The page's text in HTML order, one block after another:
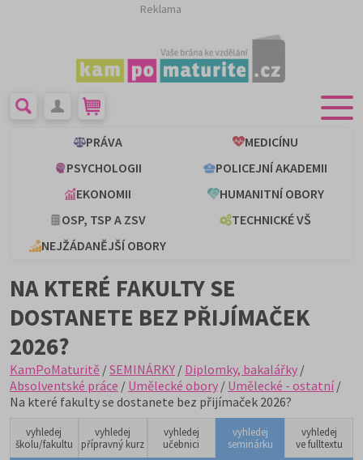
Reklama
PRÁVA
MEDICÍNU
PSYCHOLOGII
POLICEJNÍ AKADEMII
EKONOMII
HUMANITNÍ OBORY
OSP, TSP A ZSV
TECHNICKÉ VŠ
NEJŽÁDANĚJŠÍ OBORY
NA KTERÉ FAKULTY SE
DOSTANETE BEZ PŘIJÍMAČEK
2026?
KamPoMaturitě /SEMINÁRKY / Diplomky, bakalářky /
Absolventské práce / Umělecké obory / Umělecké - ostatní/
Na které fakulty se dostanete bez přijímaček 2026?
vyhledej
školu/fakultu
vyhledej
přípravný kurz
vyhledej
učebnici
vyhledej
seminárku
vyhledej
ve fulltextu